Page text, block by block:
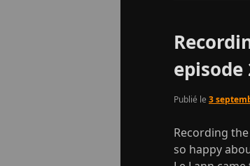
episode
Publié le 3
Recording
so happy